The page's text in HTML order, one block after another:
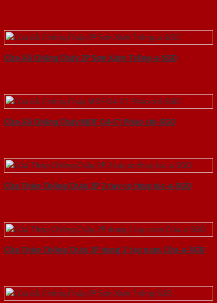
Cửa Gỗ Chống Cháy 2P Sơn Xám Trắng-a-SGD
Cửa Gỗ Chống Cháy MDF O4-C1 Phào chi-SGD
Cửa Thép Chống Cháy 2P 2 tay co thuy luc-a-SGD
Cửa Thép Chống Cháy 2P dung 2 tay nam Cửa-a-SGD